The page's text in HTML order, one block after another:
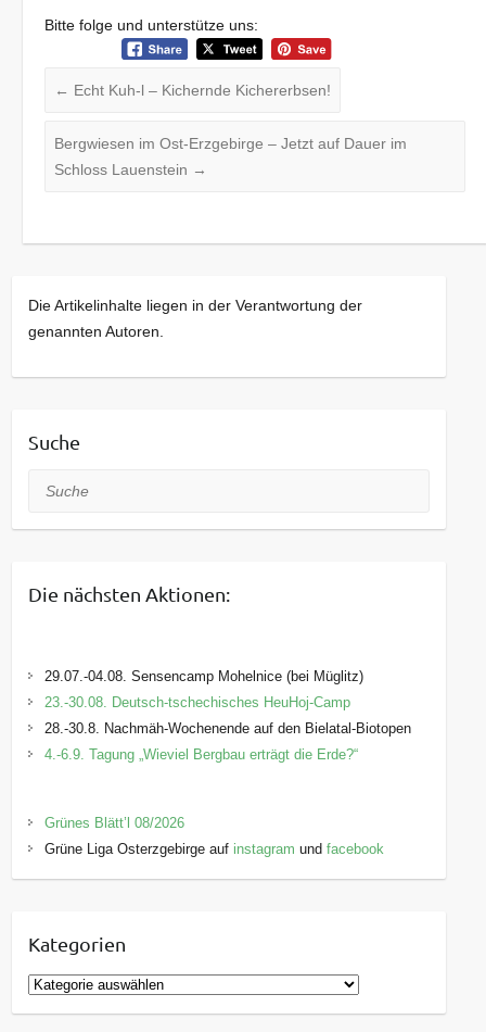
Bitte folge und unterstütze uns:
← Echt Kuh-l – Kichernde Kichererbsen!
Bergwiesen im Ost-Erzgebirge – Jetzt auf Dauer im
Schloss Lauenstein →
Die Artikelinhalte liegen in der Verantwortung der
genannten Autoren.
Suche
Suche
Die nächsten Aktionen:
29.07.-04.08. Sensencamp Mohelnice (bei Müglitz)
23.-30.08. Deutsch-tschechisches HeuHoj-Camp
28.-30.8. Nachmäh-Wochenende auf den Bielatal-Biotopen
4.-6.9. Tagung „Wieviel Bergbau erträgt die Erde?“
Grünes Blätt’l 08/2026
Grüne Liga Osterzgebirge auf instagram undfacebook
Kategorien
K
a